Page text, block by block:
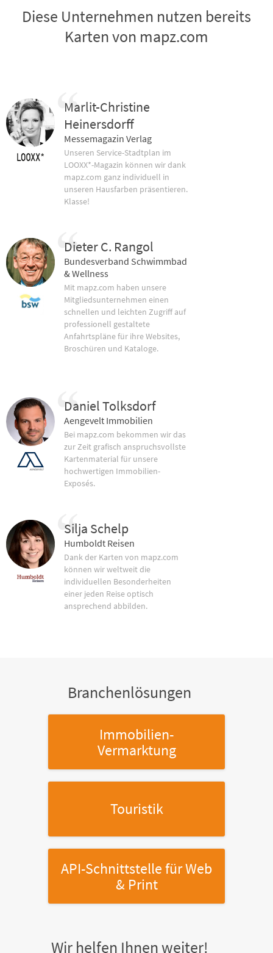
Diese Unternehmen nutzen bereits
Karten von mapz.com
Marlit-Christine
Heinersdorff
Messemagazin Verlag
Unseren Service-Stadtplan im
LOOXX*-Magazin können wir dank
mapz.com ganz individuell in
unseren Hausfarben präsentieren.
Klasse!
Dieter C. Rangol
Bundesverband Schwimmbad
& Wellness
Mit mapz.com haben unsere
Mitgliedsunternehmen einen
schnellen und leichten Zugriff auf
professionell gestaltete
Anfahrtspläne für ihre Websites,
Broschüren und Kataloge.
Daniel Tolksdorf
Aengevelt Immobilien
Bei mapz.com bekommen wir das
zur Zeit grafisch anspruchsvollste
Kartenmaterial für unsere
hochwertigen Immobilien-
Exposés.
Silja Schelp
Humboldt Reisen
Dank der Karten von mapz.com
können wir weltweit die
individuellen Besonderheiten
einer jeden Reise optisch
ansprechend abbilden.
Branchenlösungen
Immobilien-
Vermarktung
Touristik
API-Schnittstellefür Web
& Print
Wir helfen Ihnen weiter!